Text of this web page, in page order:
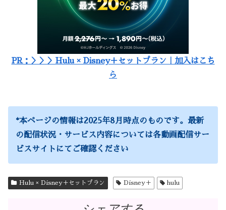
PR：＞＞＞Hulu × Disney＋セットプラン｜加入はこち
ら
*本ページの情報は2025年8月時点のものです。最新
の配信状況・サービス内容については各動画配信サー
ビスサイトにてご確認ください
Hulu × Disney＋セットプラン Disney＋ hulu